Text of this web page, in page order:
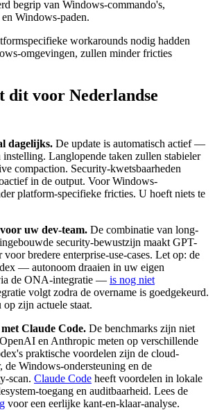
begrip van Windows-commando's,
Windows-paden.
workarounds nodig hadden
omgevingen, zullen minder fricties
dit voor Nederlandse
dagelijks. De update is automatisch actief —
instelling. Langlopende taken zullen stabieler
compaction. Security-kwetsbaarheden
in de output. Voor Windows-
platform-specifieke fricties. U hoeft niets te
uw dev-team. De combinatie van long-
security-bewustzijn maakt GPT-
bredere enterprise-use-cases. Let op: de
— autonoom draaien in uw eigen
de ONA-integratie — is nog niet
volgt zodra de overname is goedgekeurd.
zijn actuele staat.
Claude Code. De benchmarks zijn niet
en Anthropic meten op verschillende
praktische voordelen zijn de cloud-
de Windows-ondersteuning en de
scan. Claude Code heeft voordelen in lokale
toegang en auditbaarheid. Lees de
voor een eerlijke kant-en-klaar-analyse.